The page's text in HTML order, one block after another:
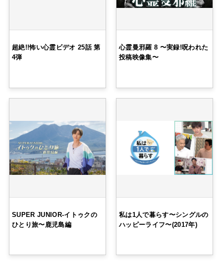
超絶!!怖い心霊ビデオ 25話 第
4弾
心霊曼邪羅 8 〜実録!呪われた
投稿映像集〜
SUPER JUNIOR-イトゥクの
ひとり旅〜鹿児島編
私は1人で暮らす〜シングルの
ハッピーライフ〜(2017年)